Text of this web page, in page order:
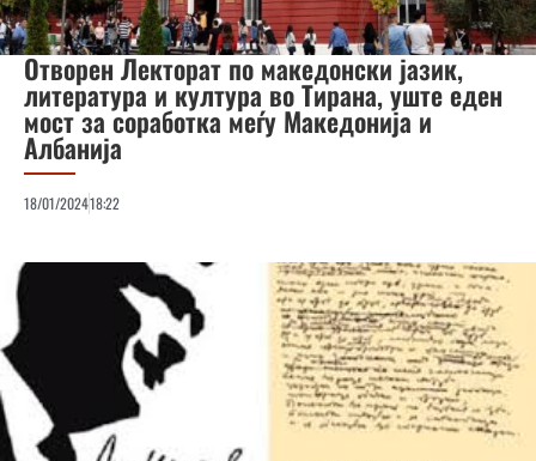
Отворен Лекторат по македонски јазик,
литература и култура во Тирана, уште еден
мост за соработка меѓу Македонија и
Албанија
18/01/202418:22